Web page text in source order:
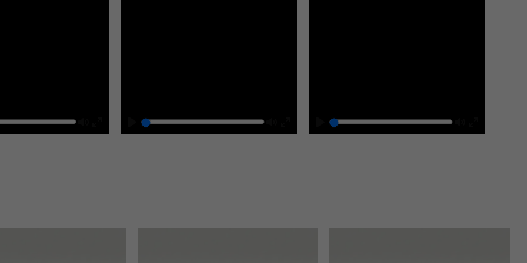
Enter
Play
Enter
Play
Enter